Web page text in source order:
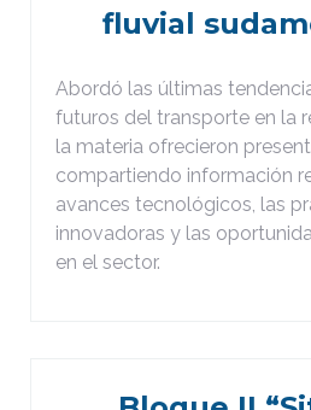
fluvial
Abordó las últimas
futuros del transporte en la
la materia ofrecieron
compartiendo información
avances tecnológicos, las
innovadoras y las
en el sector.